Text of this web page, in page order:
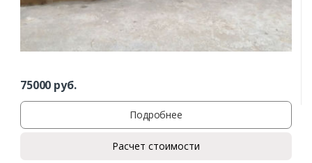
75000 руб.
Подробнее
Расчет стоимости